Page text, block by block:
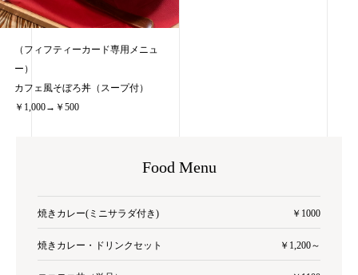
（フィフティーカード専用メニュ
ー）
カフェ風そぼろ丼（スープ付）
￥1,000→￥500
Food Menu
焼きカレー(ミニサラダ付き) ￥1000
焼きカレー・ドリンクセット ￥1,200～